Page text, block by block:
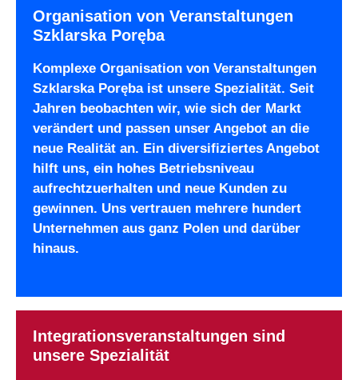
Organisation von Veranstaltungen
Szklarska Poręba
Komplexe Organisation von Veranstaltungen
Szklarska Poręba ist unsere Spezialität. Seit
Jahren beobachten wir, wie sich der Markt
verändert und passen unser Angebot an die
neue Realität an. Ein diversifiziertes Angebot
hilft uns, ein hohes Betriebsniveau
aufrechtzuerhalten und neue Kunden zu
gewinnen. Uns vertrauen mehrere hundert
Unternehmen aus ganz Polen und darüber
hinaus.
Integrationsveranstaltungen sind
unsere Spezialität